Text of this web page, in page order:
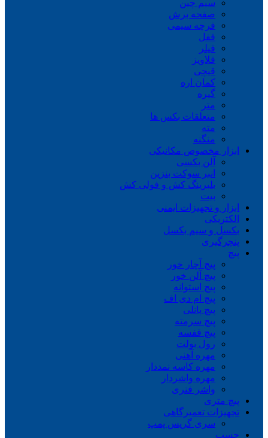
سیم چین
صفحه برش
فرچه سیمی
ففل
فیلر
قلاویز
قیچی
کمان اره
گیره
متر
متعلقات بکس ها
مته
منگنه
ابزار مخصوص مکانیکی
آلن بکسی
انبر سوکت بنزین
بلبرینگ کش و فولی کش
بیت
ابزار و تجهیزات ایمنی
الکتریکی
بکسل و سیم بکسل
پنچرگیری
پیچ
پیچ آچار خور
پیچ آلن خور
پیچ استوانه
پیچ ام دی اف
پیچ پانلی
پیچ سرمته
پیچ قفسه
رول بولت
مهره آهنی
مهره کاسه نمددار
مهره واشردار
واشر فنری
پیچ متری
تجهیزات تعمیرگاهی
سری گریس پمپ
چسب